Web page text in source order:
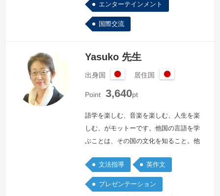
エンターテインメント
国際交流
Yasuko 先生
出身国
日
本
居住国
日
Point 3,640pt
語学を楽しむ、音楽を楽しむ、人生を楽
しむ、がモットーです。他国の言語を学
ぶことは、その国の文化を知ること。他
の文化に目覚めること。私自身、英語の
歌を歌い、英語の本を読むことで、世界
が大きく広がり、日本のすばらしさにも
文法指導 英作文
プレゼンテーション